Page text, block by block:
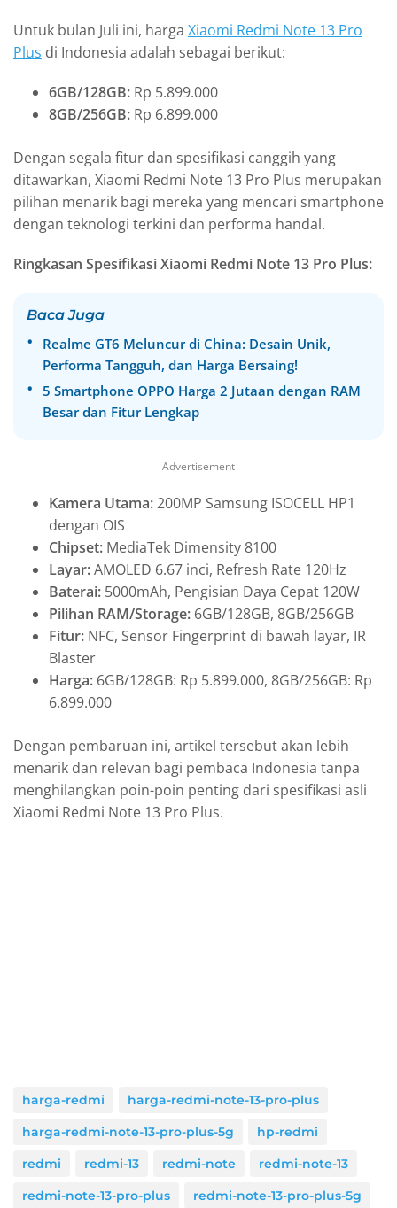
Untuk bulan Juli ini, harga Xiaomi Redmi Note 13 Pro
Plus di Indonesia adalah sebagai berikut:
6GB/128GB: Rp 5.899.000
8GB/256GB: Rp 6.899.000
Dengan segala fitur dan spesifikasi canggih yang
ditawarkan, Xiaomi Redmi Note 13 Pro Plus merupakan
pilihan menarik bagi mereka yang mencari smartphone
dengan teknologi terkini dan performa handal.
Ringkasan Spesifikasi Xiaomi Redmi Note 13 Pro Plus:
Baca Juga
Realme GT6 Meluncur di China: Desain Unik,
Performa Tangguh, dan Harga Bersaing!
5 Smartphone OPPO Harga 2 Jutaan dengan RAM
Besar dan Fitur Lengkap
Advertisement
Kamera Utama:200MP Samsung ISOCELL HP1
dengan OIS
Chipset: MediaTek Dimensity 8100
Layar:AMOLED 6.67 inci, Refresh Rate 120Hz
Baterai: 5000mAh, Pengisian Daya Cepat 120W
Pilihan RAM/Storage: 6GB/128GB, 8GB/256GB
Fitur: NFC, Sensor Fingerprint di bawah layar, IR
Blaster
Harga: 6GB/128GB: Rp 5.899.000, 8GB/256GB: Rp
6.899.000
Dengan pembaruan ini, artikel tersebut akan lebih
menarik dan relevan bagi pembaca Indonesia tanpa
menghilangkan poin-poin penting dari spesifikasi asli
Xiaomi Redmi Note 13 Pro Plus.
harga-redmi
harga-redmi-note-13-pro-plus
harga-redmi-note-13-pro-plus-5g
hp-redmi
redmi
redmi-13 redmi-note
redmi-note-13
redmi-note-13-pro-plus
redmi-note-13-pro-plus-5g